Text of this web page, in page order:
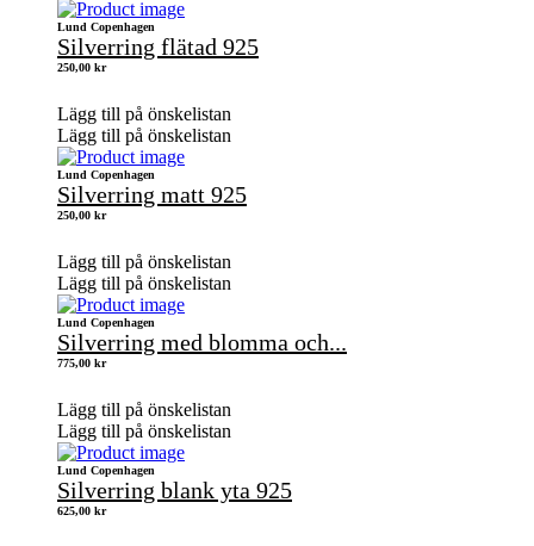
Lund Copenhagen
Silverring flätad 925
250,00 kr
Lägg till på önskelistan
Lägg till på önskelistan
Lund Copenhagen
Silverring matt 925
250,00 kr
Lägg till på önskelistan
Lägg till på önskelistan
Lund Copenhagen
Silverring med blomma och...
775,00 kr
Lägg till på önskelistan
Lägg till på önskelistan
Lund Copenhagen
Silverring blank yta 925
625,00 kr